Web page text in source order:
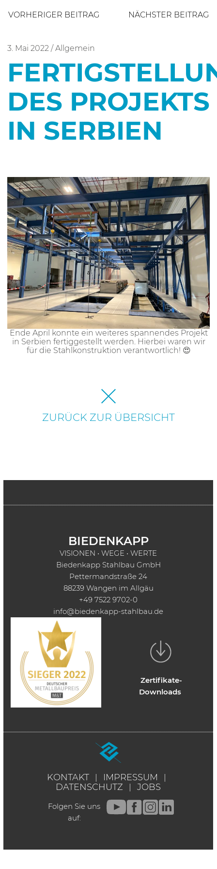
Beitragsnavigation
VORHERIGER BEITRAG NÄCHSTER BEITRAG
3. Mai 2022 /Allgemein
DES PROJEKTS
IN SERBIEN
Ende April konnte ein weiteres spannendes Projekt
in Serbien fertiggestellt werden. Hierbei waren wir
für die Stahlkonstruktion verantwortlich! 😍
ZURÜCK ZUR ÜBERSICHT
BIEDENKAPP
VISIONEN • WEGE • WERTE
Biedenkapp Stahlbau GmbH
Pettermandstraße 24
88239 Wangen im Allgäu
+49 7522 9702-0
info@biedenkapp-stahlbau.de
Zertifikate-
Downloads
KONTAKT
IMPRESSUM
DATENSCHUTZ
JOBS
Folgen Sie uns
auf: